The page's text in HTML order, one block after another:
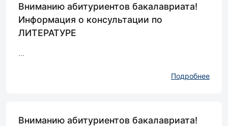
Вниманию абитуриентов бакалавриата!
Информация о консультации по
ЛИТЕРАТУРЕ
...
Подробнее
Вниманию абитуриентов бакалавриата!